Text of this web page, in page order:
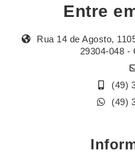
Entre
Rua 14 de Agosto,
29304-048 -
(49)
(49)